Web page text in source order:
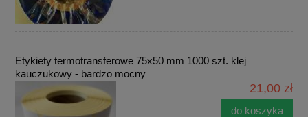
Etykiety termotransferowe 75x50 mm 1000 szt. klej
kauczukowy - bardzo mocny
21,00 zł
do koszyka